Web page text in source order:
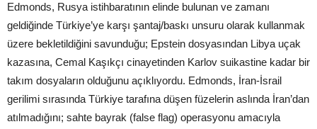
Edmonds, Rusya istihbaratının elinde bulunan ve zamanı
geldiğinde Türkiye’ye karşı şantaj/baskı unsuru olarak kullanmak
üzere bekletildiğini savunduğu; Epstein dosyasından Libya uçak
kazasına, Cemal Kaşıkçı cinayetinden Karlov suikastine kadar bir
takım dosyaların olduğunu açıklıyordu. Edmonds, İran-İsrail
gerilimi sırasında Türkiye tarafına düşen füzelerin aslında İran’dan
atılmadığını; sahte bayrak (false flag) operasyonu amacıyla